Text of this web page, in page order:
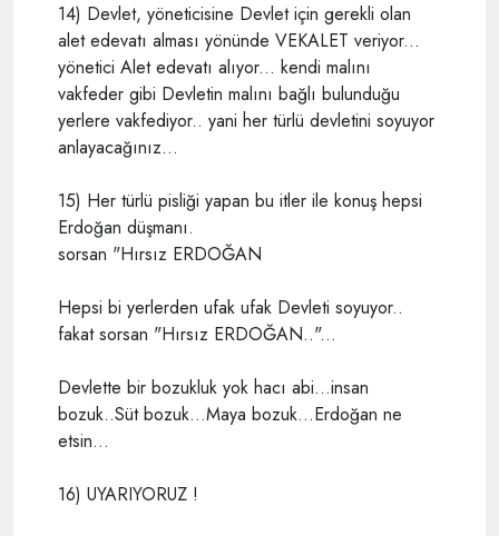
14) Devlet, yöneticisine Devlet için gerekli olan
alet edevatı alması yönünde VEKALET veriyor...
yönetici Alet edevatı alıyor... kendi malını
vakfeder gibi Devletin malını bağlı bulunduğu
yerlere vakfediyor.. yani her türlü devletini soyuyor
anlayacağınız...
15) Her türlü pisliği yapan bu itler ile konuş hepsi
Erdoğan düşmanı.
sorsan "Hırsız ERDOĞAN
Hepsi bi yerlerden ufak ufak Devleti soyuyor..
fakat sorsan "Hırsız ERDOĞAN.."...
Devlette bir bozukluk yok hacı abi...insan
bozuk..Süt bozuk...Maya bozuk...Erdoğan ne
etsin...
16) UYARIYORUZ !